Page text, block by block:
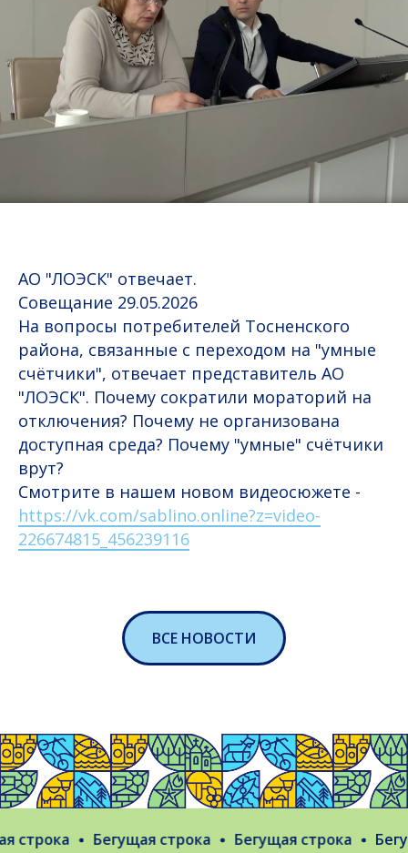
АО "ЛОЭСК" отвечает.
Совещание 29.05.2026
На вопросы потребителей Тосненского
района, связанные с переходом на "умные
счётчики", отвечает представитель АО
"ЛОЭСК". Почему сократили мораторий на
отключения? Почему не организована
доступная среда? Почему "умные" счётчики
врут?
Смотрите в нашем новом видеосюжете -
https://vk.com/sablino.online?z=video-
226674815_456239116
ВСЕ НОВОСТИ
строка Бегущая строка Бегущая строка